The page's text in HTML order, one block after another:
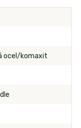
ocel/komaxit